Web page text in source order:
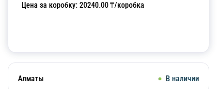
Цена за коробку: 20240.00₸/коробка
Алматы В наличии